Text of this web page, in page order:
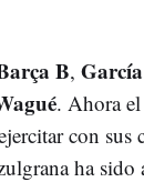
B, García
. Ahora
con sus
ha sido